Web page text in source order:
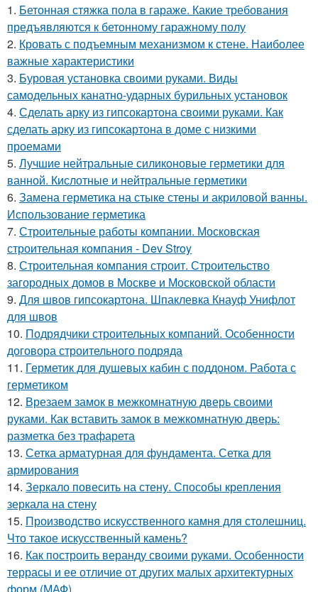
1. Бетонная стяжка пола в гараже. Какие требования
предъявляются к бетонному гаражному полу
2. Кровать с подъемным механизмом к стене. Наиболее
важные характеристики
3. Буровая установка своими руками. Виды
самодельных канатно-ударных бурильных установок
4. Сделать арку из гипсокартона своими руками. Как
сделать арку из гипсокартона в доме с низкими
проемами
5. Лучшие нейтральные силиконовые герметики для
ванной. Кислотные и нейтральные герметики
6. Замена герметика на стыке стены и акриловой ванны.
Использование герметика
7. Строительные работы компании. Московская
строительная компания - Dev Stroy
8. Строительная компания строит. Строительство
загородных домов в Москве и Московской области
9. Для швов гипсокартона. Шпаклевка Кнауф Унифлот
для швов
10. Подрядчики строительных компаний. Особенности
договора строительного подряда
11. Герметик для душевых кабин с поддоном. Работа с
герметиком
12. Врезаем замок в межкомнатную дверь своими
руками. Как вставить замок в межкомнатную дверь:
разметка без трафарета
13. Сетка арматурная для фундамента. Сетка для
армирования
14. Зеркало повесить на стену. Способы крепления
зеркала на стену
15. Производство искусственного камня для столешниц.
Что такое искусственный камень?
16. Как построить веранду своими руками. Особенности
террасы и ее отличие от других малых архитектурных
форм (МАФ)